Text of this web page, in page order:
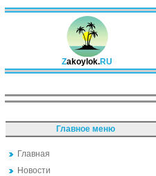
Zakoylok.RU
Главное меню
Главная
Новости